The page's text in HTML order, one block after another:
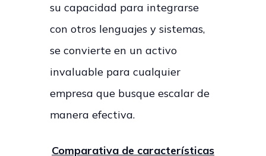
su capacidad para integrarse
con otros lenguajes y sistemas,
se convierte en un activo
invaluable para cualquier
empresa que busque escalar de
manera efectiva.
Comparativa de características